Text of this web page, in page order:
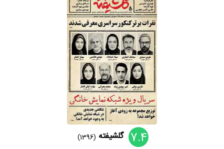
7.4 گلشیفته (1396)